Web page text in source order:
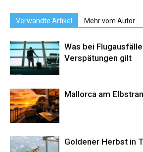
Verwandte Artikel Mehr vom Autor
Was bei
Verspätungen gilt
Mallorca am
Goldener Herbst in